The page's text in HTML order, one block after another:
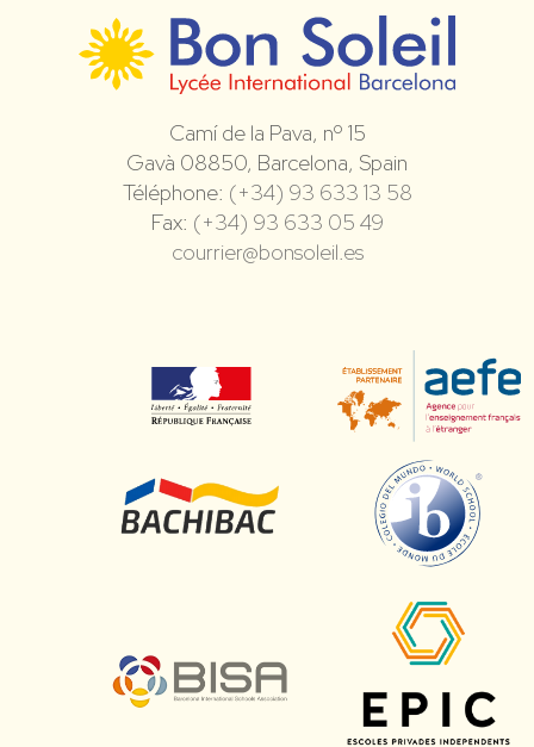
Camí de la Pava, nº 15
Gavà 08850, Barcelona, Spain
Téléphone: (+34) 93 633 13 58
Fax: (+34) 93 633 05 49
courrier@bonsoleil.es